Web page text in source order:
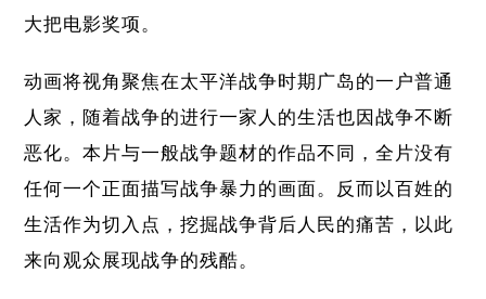
大把电影奖项。
动画将视角聚焦在太平洋战争时期广岛的一户普通
人家，随着战争的进行一家人的生活也因战争不断
恶化。本片与一般战争题材的作品不同，全片没有
任何一个正面描写战争暴力的画面。反而以百姓的
生活作为切入点，挖掘战争背后人民的痛苦，以此
来向观众展现战争的残酷。